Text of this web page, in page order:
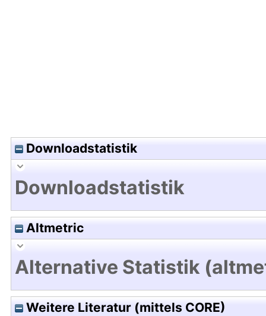
Downloadstatistik
Downloadstatistik
Altmetric
Alternative Statistik
Weitere Literatur (mittels CORE)